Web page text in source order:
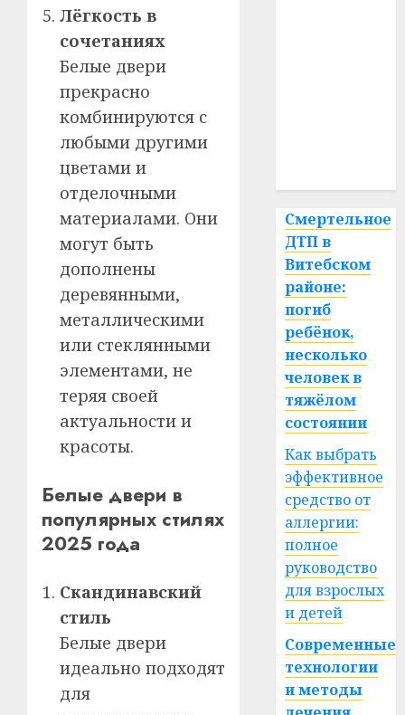
Лёгкость в
сочетаниях
Белые двери
прекрасно
комбинируются с
любыми другими
цветами и
отделочными
материалами. Они
могут быть
дополнены
деревянными,
металлическими
или стеклянными
элементами, не
теряя своей
актуальности и
красоты.
Белые двери в
популярных стилях
2025 года
Скандинавский
стиль
Белые двери
идеально подходят
для
Смертельное
ДТП в
Витебском
районе:
погиб
ребёнок,
несколько
человек в
тяжёлом
состоянии
Как выбрать
эффективное
средство от
аллергии:
полное
руководство
для взрослых
и детей
Современные
технологии
и методы